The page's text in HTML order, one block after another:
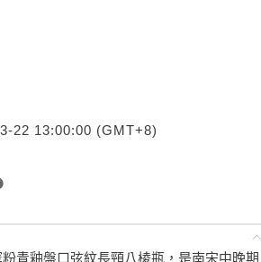
22 13:00:00 (GMT+8)
青釉盤口弦紋長頸八棱瓶，是南宋中晚期